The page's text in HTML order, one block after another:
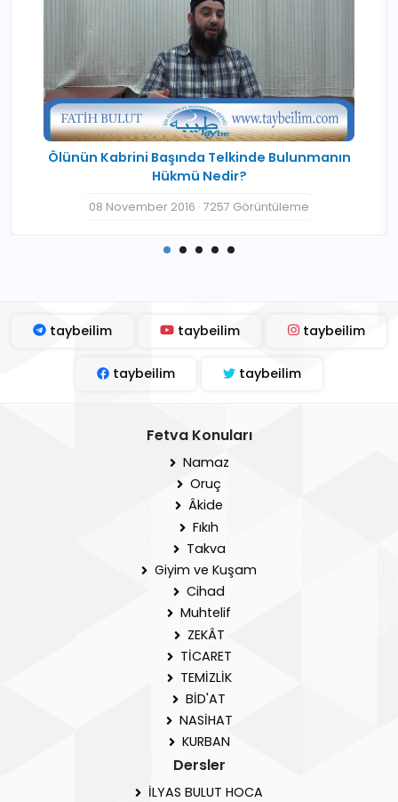
Ölünün Kabrini Başında Telkinde Bulunmanın
Hükmü Nedir?
08 November 2016 · 7257 Görüntüleme
taybeilim taybeilim taybeilim
taybeilim taybeilim
Fetva Konuları
Namaz
Oruç
Âkide
Fıkıh
Takva
Giyim ve Kuşam
Cihad
Muhtelif
ZEKÂT
TİCARET
TEMİZLİK
BİD'AT
NASİHAT
KURBAN
Dersler
İLYAS BULUT HOCA